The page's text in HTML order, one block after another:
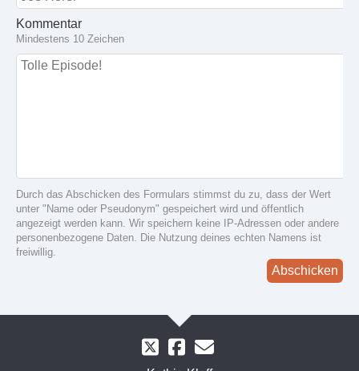
Kommentar
Mindestens 10 Zeichen
Durch das Abschicken des Formulars stimmst du zu, dass der Wert
unter "Name oder Pseudonym" gespeichert wird und öffentlich
angezeigt werden kann. Wir speichern keine IP-Adressen oder andere
personenbezogene Daten. Die Nutzung deines echten Namens ist
freiwillig.
Abschicken